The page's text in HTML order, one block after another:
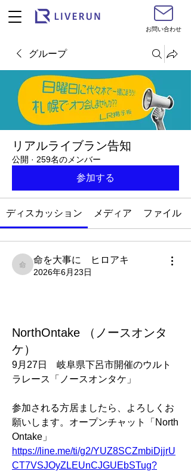
お問い合わせ
グループ
リアルライブラン告知
公開 · 259名のメンバー
参加する
ディスカッション メディア ファイル
命を大事に ヒロアキ
命を大事に ヒロアキ
2026年6月23日
NorthOntake （ノースオンタ
ケ）
9月27日　岐阜県下呂市開催のウルト
ラレース「ノースオンタケ」
参加される方居ましたら、よろしくお
願いします。オープンチャット「North
Ontake」
https://line.me/ti/g2/YUZ8SCZmbiDjjrU
CT7VSJOyZLEUnCJGUEbSTug?